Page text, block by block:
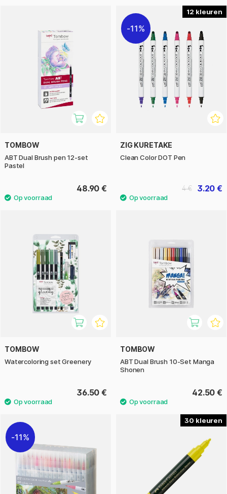
TOMBOW
ABT Dual Brush pen 12-set
Pastel
48.90 €
12
11%
ZIG KURETAKE
Clean Color DOT Pen
3.20 €
4 €
TOMBOW
Watercoloring set Greenery
36.50 €
TOMBOW
ABT Dual Brush 10-Set Manga
Shonen
42.50 €
11%
30